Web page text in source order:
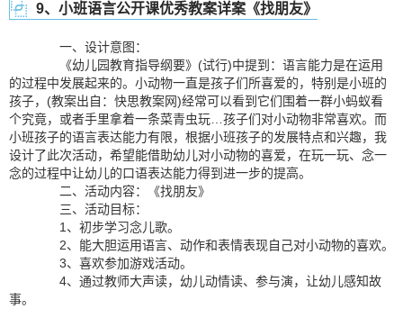
9、小班语言公开课优秀教案详案《找朋友》
一、设计意图：
《幼儿园教育指导纲要》(试行)中提到：语言能力是在运用
的过程中发展起来的。小动物一直是孩子们所喜爱的，特别是小班的
孩子，(教案出自：快思教案网)经常可以看到它们围着一群小蚂蚁看
个究竟，或者手里拿着一条菜青虫玩…孩子们对小动物非常喜欢。而
小班孩子的语言表达能力有限，根据小班孩子的发展特点和兴趣，我
设计了此次活动，希望能借助幼儿对小动物的喜爱，在玩一玩、念一
念的过程中让幼儿的口语表达能力得到进一步的提高。
二、活动内容：《找朋友》
三、活动目标：
1、初步学习念儿歌。
2、能大胆运用语言、动作和表情表现自己对小动物的喜欢。
3、喜欢参加游戏活动。
4、通过教师大声读，幼儿动情读、参与演，让幼儿感知故
事。